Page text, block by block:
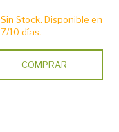
Sin Stock. Disponible en
7/10 días.
COMPRAR